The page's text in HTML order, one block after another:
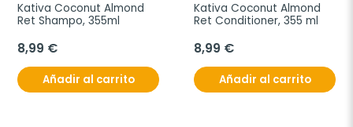
Kativa Coconut Almond
Ret Shampo, 355ml
8,99 €
Añadir al carrito
Kativa Coconut Almond
Ret Conditioner, 355 ml
8,99 €
Añadir al carrito